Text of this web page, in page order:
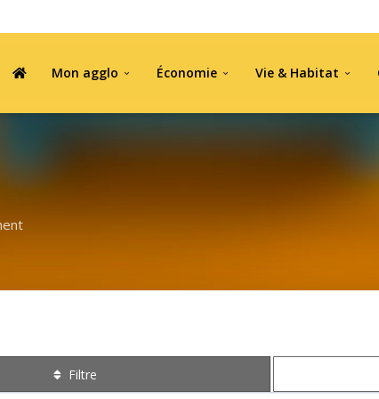
Mon agglo Économie Vie & Habitat
Filtre